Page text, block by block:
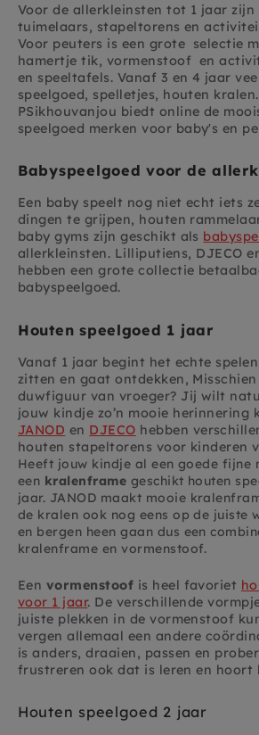
Voor de allerkleinsten tot 1 jaar zijn
tuimelaars, stapeltorens en
Voor peuters is een grote selectie
hamertje tik, vormenstoof en
en speeltafels. Vanaf 3 en 4 jaar
speelgoed, spelletjes, houten kralen.
PSikhouvanjou biedt online de
speelgoed merken voor baby's en
Babyspeelgoed voor de
Een baby speelt nog niet echt iets
dingen te grijpen, houten
baby gyms zijn geschikt als
allerkleinsten. Lilliputiens, DJECO
hebben een grote collectie
babyspeelgoed.
Houten speelgoed 1 jaar
Vanaf 1 jaar begint het echte
zitten en gaat ontdekken,
duwfiguur van vroeger? Jij wilt
jouw kindje zo’n mooie herinnering
JANOD en DJECO hebben
houten stapeltorens voor kinderen
Heeft jouw kindje al een goede fijne
een kralenframe geschikt houten
jaar. JANOD maakt mooie
de kralen ook nog eens op de juiste
en bergen heen gaan dus een
kralenframe en vormenstoof.
Een vormenstoof is heel favoriet
voor 1 jaar. De verschillende
juiste plekken in de vormenstoof
vergen allemaal een andere
is anders, draaien, passen en
frustreren ook dat is leren en hoort
Houten speelgoed 2 jaar